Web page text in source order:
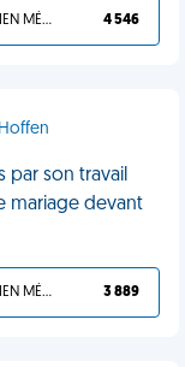
TU L'AS BIEN MÉRITÉ 4 546
par son travail
mariage devant
TU L'AS BIEN MÉRITÉ 3 889